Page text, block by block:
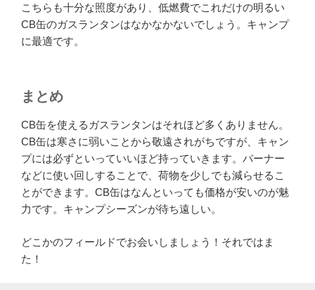
こちらも十分な照度があり、低燃費でこれだけの明るい
CB缶のガスランタンはなかなかないでしょう。キャンプ
に最適です。
まとめ
CB缶を使えるガスランタンはそれほど多くありません。
CB缶は寒さに弱いことから敬遠されがちですが、キャン
プには必ずといっていいほど持っていきます。バーナー
などに使い回しすることで、荷物を少しでも減らせるこ
とができます。CB缶はなんといっても価格が安いのが魅
力です。キャンプシーズンが待ち遠しい。
どこかのフィールドでお会いしましょう！それではま
た！